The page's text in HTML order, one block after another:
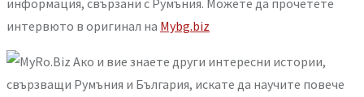
интервюто в оригинал на Mybg.biz
Ако и вие знаете други интересни истории,
свързващи Румъния и България, искате да научите повече